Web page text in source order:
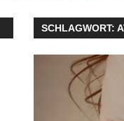
SCHLAGWORT: